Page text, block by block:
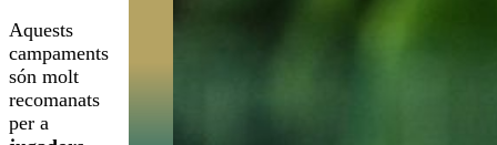
Aquests
campaments
són molt
recomanats
per a